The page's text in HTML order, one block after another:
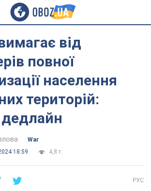
від
повної
населення
територій:
War
18:59
4,8 т.
РУС